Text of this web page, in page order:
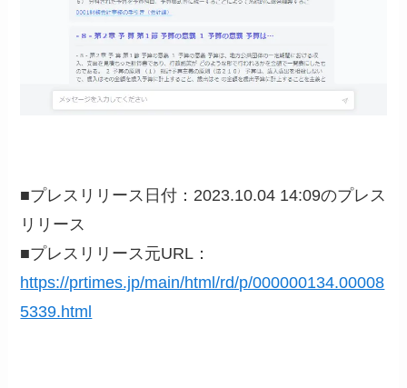
■プレスリリース日付：2023.10.04 14:09のプレス
リリース
■プレスリリース元URL：
https://prtimes.jp/main/html/rd/p/000000134.00008
5339.html